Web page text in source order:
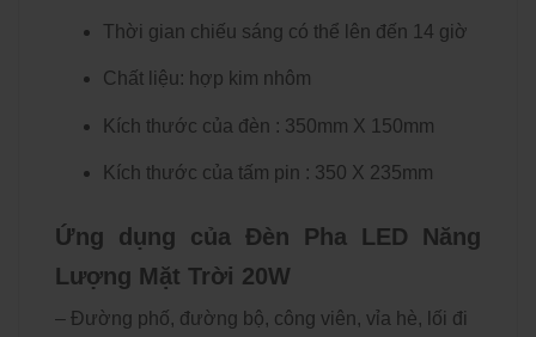
Thời gian chiếu sáng có thể lên đến 14 giờ
Chất liệu: hợp kim nhôm
Kích thước của đèn : 350mm X 150mm
Kích thước của tấm pin : 350 X 235mm
Ứng dụng của Đèn Pha LED Năng
Lượng Mặt Trời 20W
– Đường phố, đường bộ, công viên, vỉa hè, lối đi